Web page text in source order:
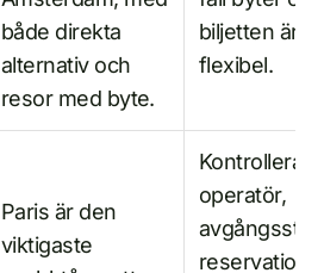
både direkta
alternativ och
resor med byte.
biljetten är
flexibel.
Paris är den
viktigaste
Kontrollera
operatör,